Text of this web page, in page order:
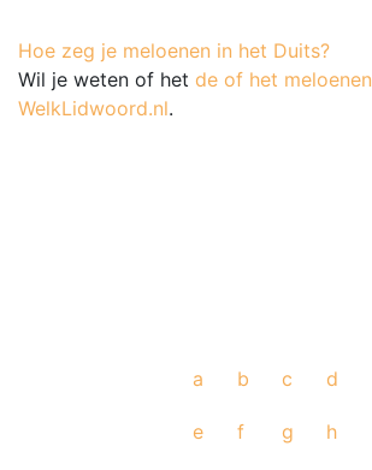
Hoe zeg je meloenen in het Duits?
Wil je weten of het de of het meloenen
WelkLidwoord.nl.
a b c d
e f g h